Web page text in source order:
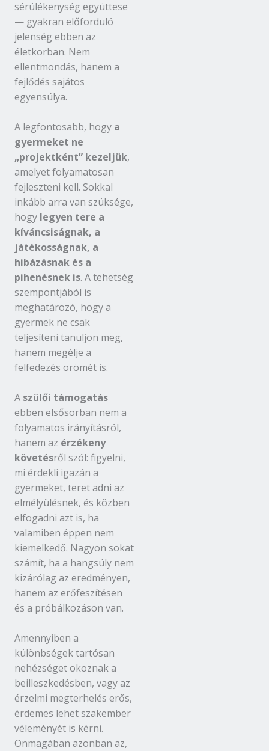
sérülékenység együttese
— gyakran előforduló
jelenség ebben az
életkorban. Nem
ellentmondás, hanem a
fejlődés sajátos
egyensúlya.
A legfontosabb, hogy a
gyermeket ne
„projektként” kezeljük,
amelyet folyamatosan
fejleszteni kell. Sokkal
inkább arra van szüksége,
hogy legyen tere a
kíváncsiságnak, a
játékosságnak, a
hibázásnak és a
pihenésnek is. A tehetség
szempontjából is
meghatározó, hogy a
gyermek ne csak
teljesíteni tanuljon meg,
hanem megélje a
felfedezés örömét is.
A szülői támogatás
ebben elsősorban nem a
folyamatos irányításról,
hanem az érzékeny
követésről szól: figyelni,
mi érdekli igazán a
gyermeket, teret adni az
elmélyülésnek, és közben
elfogadni azt is, ha
valamiben éppen nem
kiemelkedő. Nagyon sokat
számít, ha a hangsúly nem
kizárólag az eredményen,
hanem az erőfeszítésen
és a próbálkozáson van.
Amennyiben a
különbségek tartósan
nehézséget okoznak a
beilleszkedésben, vagy az
érzelmi megterhelés erős,
érdemes lehet szakember
véleményét is kérni.
Önmagában azonban az,